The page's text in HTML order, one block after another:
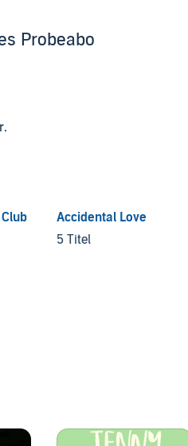
Probeabo
Accidental Love
5 Titel